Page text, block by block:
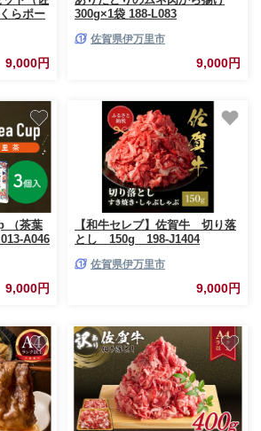
らポー
9,000円
300g×1袋 188-L083
佐賀県伊万里市
9,000円
（茶葉
A046
9,000円
【和牛セレブ】佐賀牛 切り落
とし 150g 198-J1404
佐賀県伊万里市
9,000円